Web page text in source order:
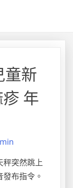
童新
年
秤突然跳上
布指令。